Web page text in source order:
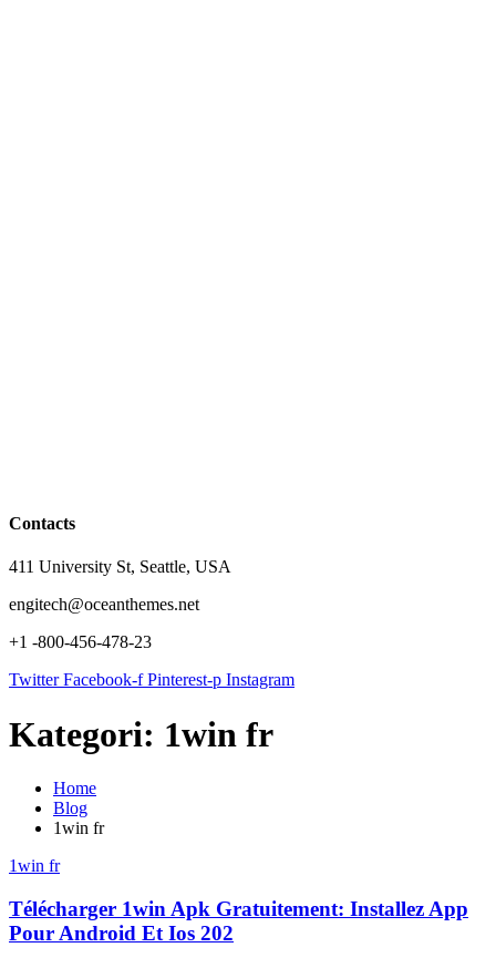
Contacts
411 University St, Seattle, USA
engitech@oceanthemes.net
+1 -800-456-478-23
Twitter Facebook-f Pinterest-p Instagram
Kategori: 1win fr
Home
Blog
1win fr
1win fr
Télécharger 1win Apk Gratuitement: Installez App
Pour Android Et Ios 202